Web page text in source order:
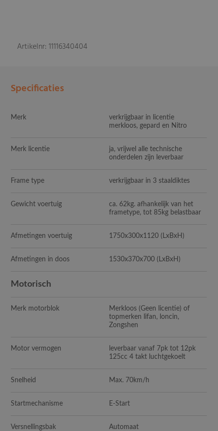
Artikelnr: 11116340404
Specificaties
Merk
verkrijgbaar in licentie
merkloos, gepard en Nitro
Merk licentie
ja, vrijwel alle technische
onderdelen zijn leverbaar
Frame type verkrijgbaar in 3 staaldiktes
Gewicht voertuig
ca. 62kg. afhankelijk van het
frametype, tot 85kg belastbaar
Afmetingen voertuig 1750x300x1120(LxBxH)
Afmetingen in doos 1530x370x700(LxBxH)
Motorisch
Merk motorblok
Merkloos (Geen licentie) of
topmerken lifan, loncin,
Zongshen
Motor vermogen
leverbaar vanaf 7pk tot 12pk
125cc 4 takt luchtgekoelt
Snelheid Max. 70km/h
Startmechanisme E-Start
Versnellingsbak Automaat